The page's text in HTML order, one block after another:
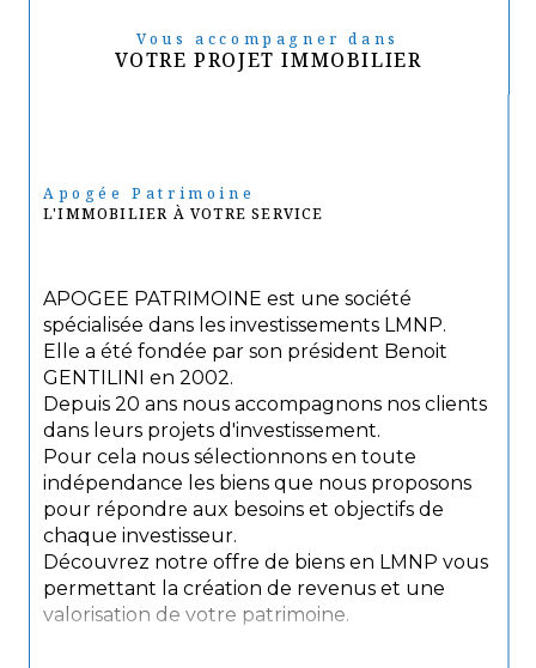
Vous accompagner dans
VOTRE PROJET IMMOBILIER
Apogée Patrimoine
L'IMMOBILIER À VOTRE SERVICE
APOGEE PATRIMOINE est une société
spécialisée dans les investissements LMNP.
Elle a été fondée par son président Benoit
GENTILINI en 2002.
Depuis 20 ans nous accompagnons nos clients
dans leurs projets d'investissement.
Pour cela nous sélectionnons en toute
indépendance les biens que nous proposons
pour répondre aux besoins et objectifs de
chaque investisseur.
Découvrez notre offre de biens en LMNP vous
permettant la création de revenus et une
valorisation de votre patrimoine.